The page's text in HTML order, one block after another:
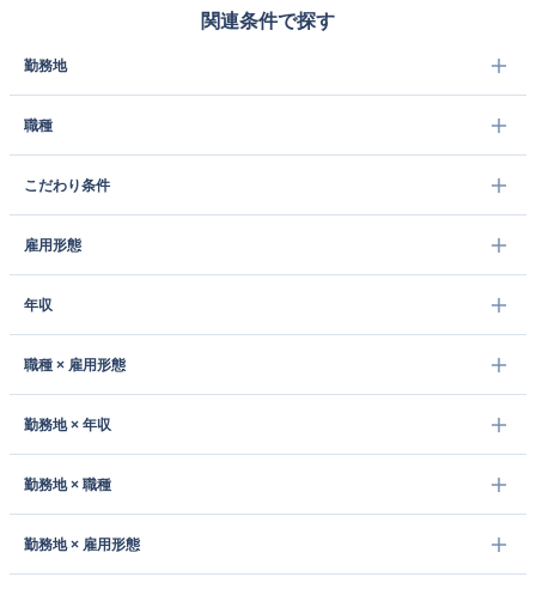
関連条件で探す
勤務地
職種
こだわり条件
雇用形態
年収
職種 × 雇用形態
勤務地 × 年収
勤務地 × 職種
勤務地 × 雇用形態